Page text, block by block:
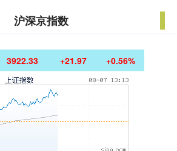
沪深京指数
3922.33 +21.97 +0.56%